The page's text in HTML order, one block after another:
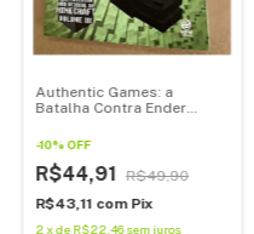
Authentic Games: a
Batalha Contra Ender
-10%OFF
R$44,91
R$49,90
R$43,11 com Pix
2xdeR$22,46 sem juros